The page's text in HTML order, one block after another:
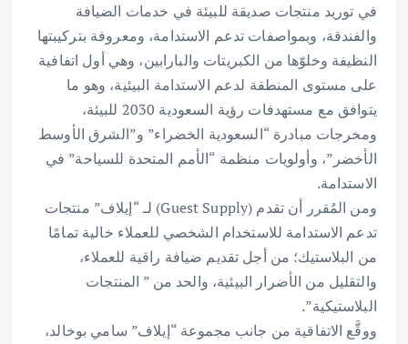
في توريد منتجات صديقة للبيئة في خدمات الضيافة
والفندقة، وبمواصفات تدعم الاستدامة، ومعروفة بتركيبتها
النظيفة وخلوّها من الكبريتات والبارابين، وهي أول اتفافية
على مستوى المنطقة لدعم الاستدامة البيئية، وهو ما
يتوافق مع مستهدفات رؤية السعودية 2030 للبيئة،
ومخرجات مبادرة “السعودية الخضراء” و”الشرق الأوسط
الأخضر”، وأولويات منظمة “الأمم المتحدة للسياحة” في
الاستدامة.
ومن المُقرر أن تقدم (Guest Supply) لـ “إيلاف” منتجات
تدعم الاستدامة للاستخدام الشخصي للعملاء خالية تمامًا
من البلاستيك؛ من أجل تقديم ضيافة راقية للعملاء،
والتقليل من الأضرار البيئية، والحد من ” المنتجات
البلاستيكية”.
ووقَّع الاتفاقية من جانب مجموعة “إيلاف” سامي بوخالد،